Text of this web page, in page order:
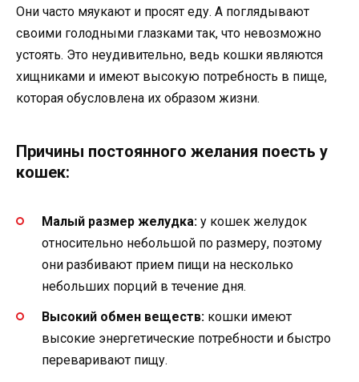
Они часто мяукают и просят еду. А поглядывают
своими голодными глазками так, что невозможно
устоять. Это неудивительно, ведь кошки являются
хищниками и имеют высокую потребность в пище,
которая обусловлена их образом жизни.
Причины постоянного желания поесть у
кошек:
Малый размер желудка: у кошек желудок
относительно небольшой по размеру, поэтому
они разбивают прием пищи на несколько
небольших порций в течение дня.
Высокий обмен веществ: кошки имеют
высокие энергетические потребности и быстро
переваривают пищу.